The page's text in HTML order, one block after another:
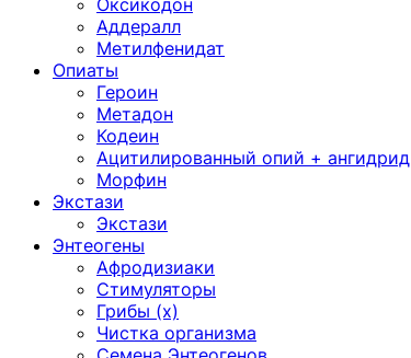
Оксикодон
Аддералл
Метилфенидат
Опиаты
Героин
Метадон
Кодеин
Ацитилированный опий + ангидрид
Морфин
Экстази
Экстази
Энтеогены
Афродизиаки
Стимуляторы
Грибы (х)
Чистка организма